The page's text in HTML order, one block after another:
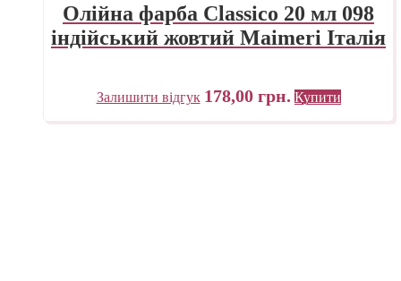
Олійна фарба Classico 20 мл 098
індійський жовтий Maimeri Італія
Залишити відгук 178,00 грн. Купити